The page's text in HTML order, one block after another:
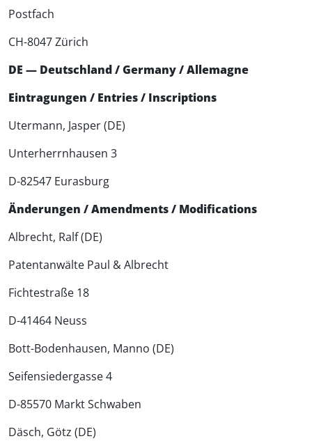
Postfach
CH-8047 Zürich
DE — Deutschland / Germany / Allemagne
Eintragungen / Entries / Inscriptions
Utermann, Jasper (DE)
Unterherrnhausen 3
D-82547 Eurasburg
Änderungen / Amendments / Modifications
Albrecht, Ralf (DE)
Patentanwälte Paul & Albrecht
Fichtestraße 18
D-41464 Neuss
Bott-Bodenhausen, Manno (DE)
Seifensiedergasse 4
D-85570 Markt Schwaben
Däsch, Götz (DE)